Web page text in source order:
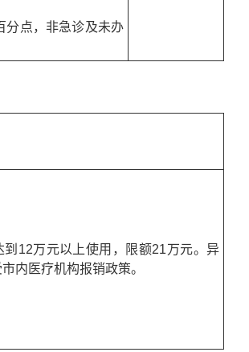
分点，非急诊及未办
到12万元以上使用，限额21万元。异
内医疗机构报销政策。